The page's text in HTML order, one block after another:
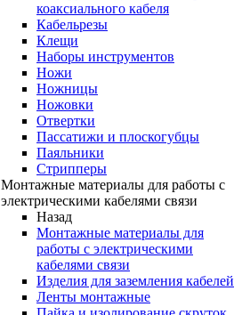
коаксиального кабеля
Кабельрезы
Клещи
Наборы инструментов
Ножи
Ножницы
Ножовки
Отвертки
Пассатижи и плоскогубцы
Паяльники
Стрипперы
Монтажные материалы для работы с
электрическими кабелями связи
Назад
Монтажные материалы для
работы с электрическими
кабелями связи
Изделия для заземления кабелей
Ленты монтажные